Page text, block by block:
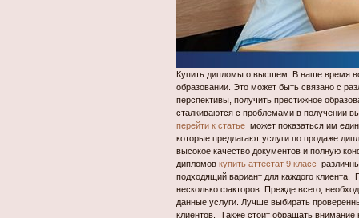
Купить дипломы о высшем. В наше время
образовании. Это может быть связано с
перспективы, получить престижное
сталкиваются с проблемами в получении
перейти к статье может показаться им
которые предлагают услуги по продаже
высокое качество документов и полную
дипломовкупить аттестат 9 класс
подходящий вариант для каждого
несколько факторов. Прежде всего,
данные услуги. Лучше выбирать
клиентов. Также стоит обращать